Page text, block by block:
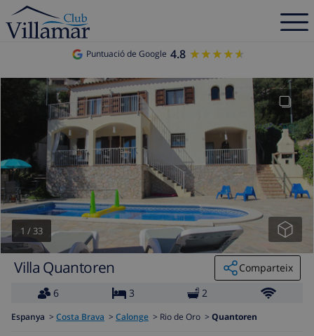
Puntuació de Google 4.8 ★★★★★
★★★★★
1 /33
Villa Quantoren
Comparteix
6
3 2
Espanya > Costa Brava > Calonge > Rio de Oro > Quantoren